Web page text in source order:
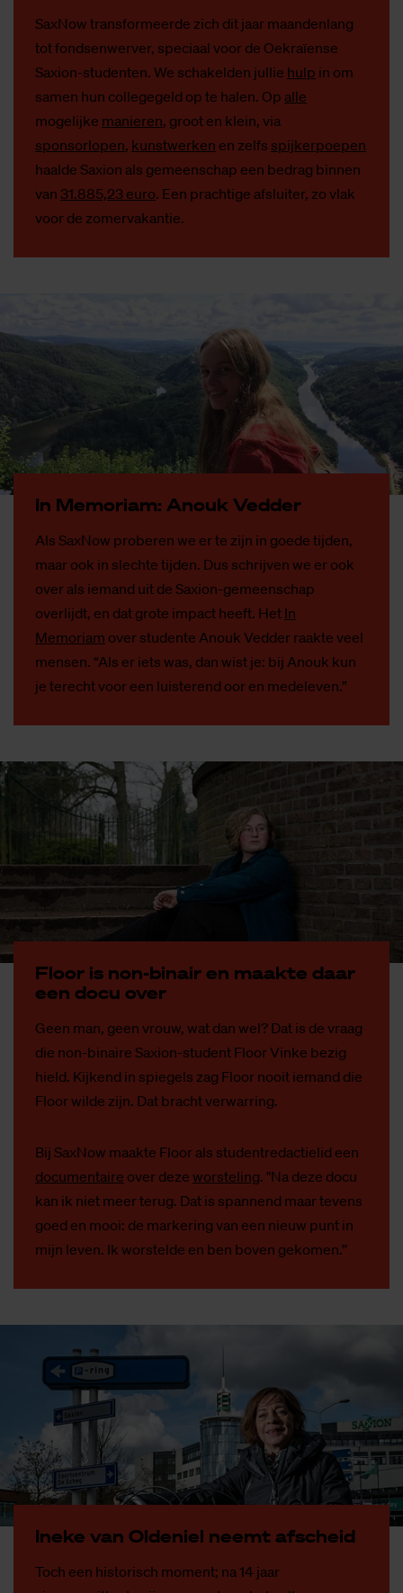
SaxNow transformeerde zich dit jaar maandenlang
tot fondsenwerver, speciaal voor de Oekraïense
Saxion-studenten. We schakelden jullie hulp in om
samen hun collegegeld op te halen. Op alle
mogelijke manieren, groot en klein, via
sponsorlopen, kunstwerken en zelfs spijkerpoepen
haalde Saxion als gemeenschap een bedrag binnen
van 31.885,23 euro. Een prachtige afsluiter, zo vlak
voor de zomervakantie.
In Me­mo­ri­am: An­ouk Ved­der
Als SaxNow proberen we er te zijn in goede tijden,
maar ook in slechte tijden. Dus schrijven we er ook
over als iemand uit de Saxion-gemeenschap
overlijdt, en dat grote impact heeft. Het In
Memoriam over studente Anouk Vedder raakte veel
mensen. “Als er iets was, dan wist je: bij Anouk kun
je terecht voor een luisterend oor en medeleven.”
Floor is non-bi­nair en maak­te daar
een docu over
Geen man, geen vrouw, wat dan wel? Dat is de vraag
die non-binaire Saxion-student Floor Vinke bezig
hield. Kijkend in spiegels zag Floor nooit iemand die
Floor wilde zijn. Dat bracht verwarring.
Bij SaxNow maakte Floor als studentredactielid een
documentaire over deze worsteling. "Na deze docu
kan ik niet meer terug. Dat is spannend maar tevens
goed en mooi: de markering van een nieuw punt in
mijn leven. Ik worstelde en ben boven gekomen.’’
In­e­ke van Ol­de­niel neemt af­scheid
Toch een historisch moment; na 14 jaar